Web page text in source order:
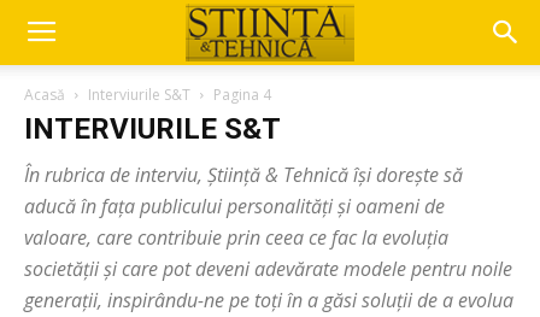
Acasă Interviurile S&T Pagina 4
INTERVIURILE S&T
În rubrica de interviu, Știință & Tehnică își dorește să
aducă în fața publicului personalități și oameni de
valoare, care contribuie prin ceea ce fac la evoluția
societății și care pot deveni adevărate modele pentru noile
generații, inspirându-ne pe toți în a găsi soluții de a evolua